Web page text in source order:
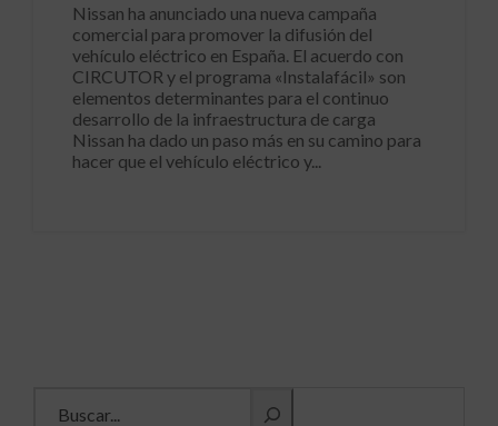
Nissan ha anunciado una nueva campaña
comercial para promover la difusión del
vehículo eléctrico en España. El acuerdo con
CIRCUTOR y el programa «Instalafácil» son
elementos determinantes para el continuo
desarrollo de la infraestructura de carga
Nissan ha dado un paso más en su camino para
hacer que el vehículo eléctrico y...